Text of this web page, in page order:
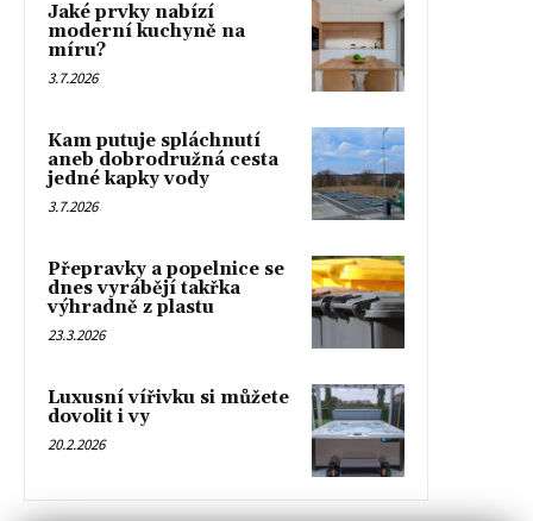
Jaké prvky nabízí
moderní kuchyně na
míru?
3.7.2026
Kam putuje spláchnutí
aneb dobrodružná cesta
jedné kapky vody
3.7.2026
Přepravky a popelnice se
dnes vyrábějí takřka
výhradně z plastu
23.3.2026
Luxusní vířivku si můžete
dovolit i vy
20.2.2026